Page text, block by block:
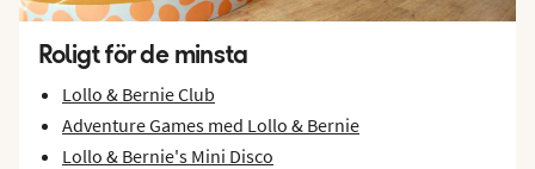
Roligt för de minsta
Lollo & Bernie Club
Adventure Games med Lollo & Bernie
Lollo & Bernie's Mini Disco